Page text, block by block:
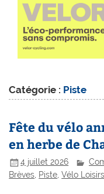
Catégorie : Piste
Fête du vélo
en herbe de
4 juillet 2026
Brèves Piste ,Vélo Loisirs